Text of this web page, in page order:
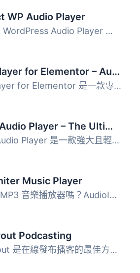
WP Audio Player
Compact WordPress Audio Player 插件是一個基於 HTML5 + Fla...
Music Player for Elementor – Audio Player & Podcast Player
Music Player for Elementor 是一款專為 WordPress 設計的音...
HTML5 Audio Player – The Ultimate No-Code Podcast, MP3 & Audio Player
HTML5 Audio Player 是一款強大且輕量的 WordPress 音頻播放...
Music Player
正在尋找 MP3 音樂播放器嗎？AudioIgniter 可讓您創建音樂播...
Podcasting
Buzzsprout 是在線發布播客的最佳方式。從安全可靠的主機到完...